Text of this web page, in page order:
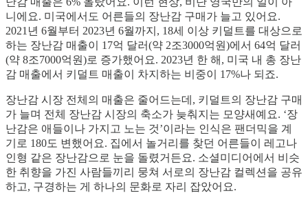
니에요. 미국에서도 어른들의 장난감 구매가 늘고 있어요.
2021년 6월부터 2023년 6월까지, 18세 이상 키덜트를 대상으로
하는 장난감 매출이 17억 달러(약 2조3000억원)에서 64억 달러
(약 8조7000억원)로 증가했어요. 2023년 한 해, 미국 내 총 장난
감 매출에서 키덜트 매출이 차지하는 비중이 17%나 되죠.
장난감 시장 전체의 매출은 줄어드는데, 키덜트의 장난감 구매
가 늘며 전체 장난감 시장의 축소가 늦춰지는 모양새예요. ‘장
난감은 애들이나 가지고 노는 것’이라는 인식은 팬더믹을 계
기로 180도 변했어요. 집에서 놀거리를 찾던 어른들이 레고나
인형 같은 장난감으로 눈을 돌렸거든요. 소셜미디어에서 비슷
한 취향을 가진 사람들끼리 뭉쳐 서로의 장난감 컬렉션을 공유
하고, 구경하는 게 하나의 문화로 자리 잡았어요.